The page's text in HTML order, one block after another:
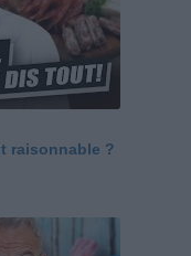
raisonnable ?